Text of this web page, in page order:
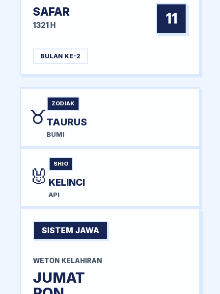
SAFAR
1321 H 11
BULAN KE-2
♉
ZODIAK
TAURUS
BUMI
🐰
SHIO
KELINCI
API
SISTEM JAWA
WETON KELAHIRAN
JUMAT